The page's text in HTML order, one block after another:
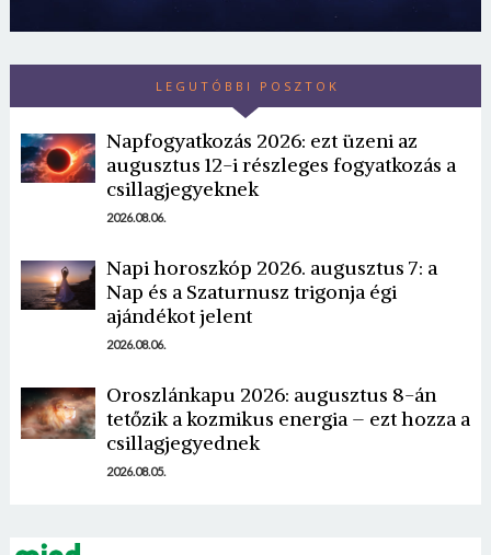
LEGUTÓBBI POSZTOK
Napfogyatkozás 2026: ezt üzeni az
augusztus 12-i részleges fogyatkozás a
csillagjegyeknek
2026.08.06.
Napi horoszkóp 2026. augusztus 7: a
Nap és a Szaturnusz trigonja égi
ajándékot jelent
2026.08.06.
Oroszlánkapu 2026: augusztus 8-án
tetőzik a kozmikus energia – ezt hozza a
csillagjegyednek
2026.08.05.
Borsonline bejelentkezés